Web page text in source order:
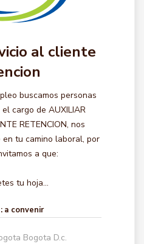
al cliente
buscamos personas
cargo de AUXILIAR
RETENCION, nos
tu camino laboral, por
a que:
tu hoja...
a convenir
Bogota D.c.